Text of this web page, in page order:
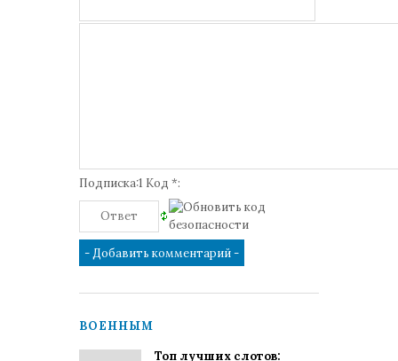
Подписка:1 Код *:
ВОЕННЫМ
Топ лучших слотов: